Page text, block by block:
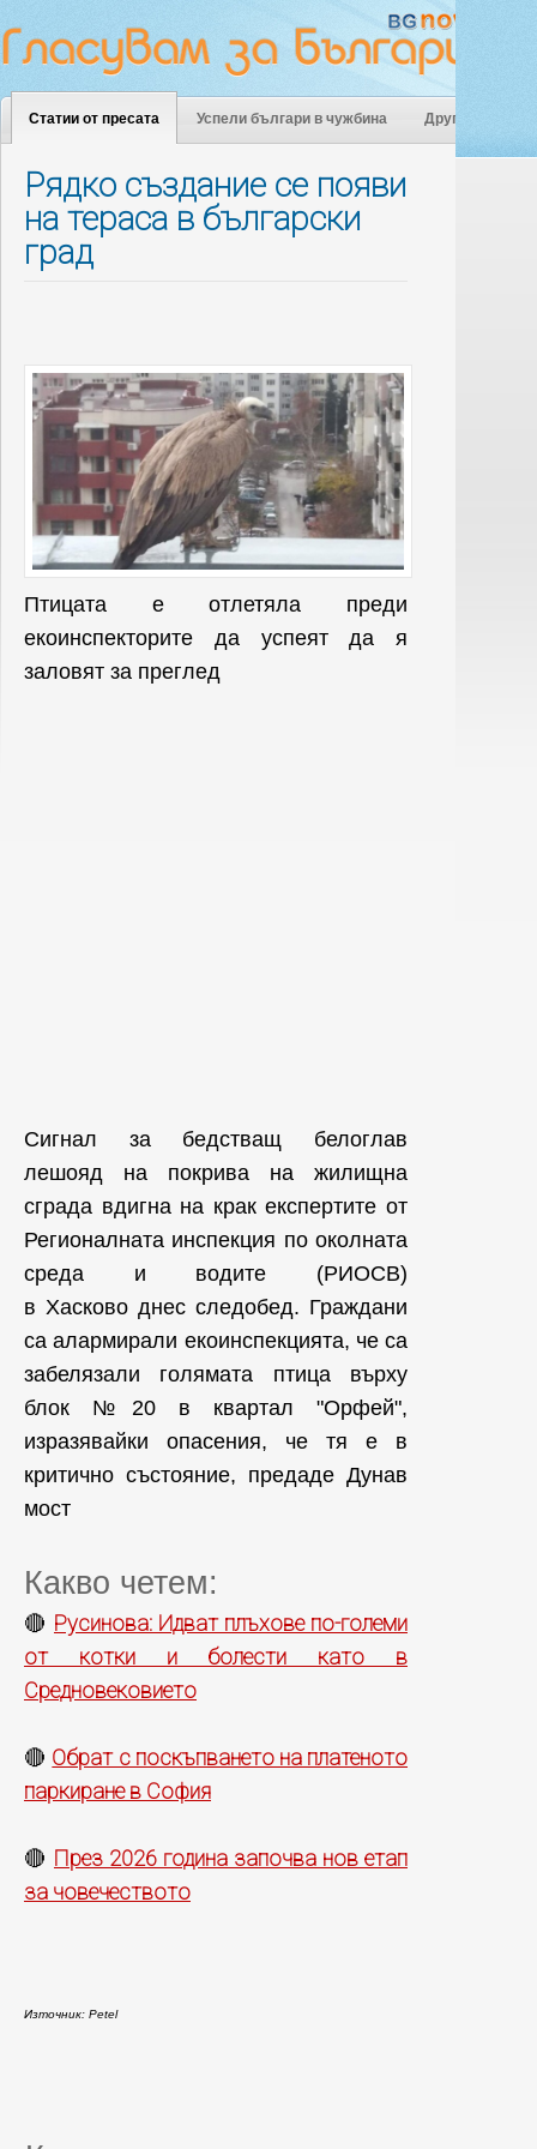
Статии от пресата Успели българи в чужбина Други
Рядко създание се появи
на тераса в български
град
Птицата е отлетяла преди
екоинспекторите да успеят да я
заловят за преглед
Сигнал за бедстващ белоглав
лешояд на покрива на жилищна
сграда вдигна на крак експертите от
Регионалната инспекция по околната
среда и водите (РИОСВ)
в Хасково днес следобед. Граждани
са алармирали екоинспекцията, че са
забелязали голямата птица върху
блок №20 в квартал "Орфей",
изразявайки опасения, че тя е в
критично състояние, предаде Дунав
мост
Какво четем:
🔴 Русинова: Идват плъхове по-големи
от котки и болести като в
Средновековието
🔴 Обрат с поскъпването на платеното
паркиране в София
🔴 През 2026 година започва нов етап
за човечеството
Източник: Petel